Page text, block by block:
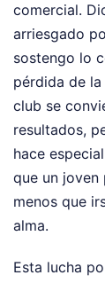
comercial.
arriesgado
sostengo lo
pérdida de
club se
resultados,
hace
que un joven
menos que
alma.
Esta lucha